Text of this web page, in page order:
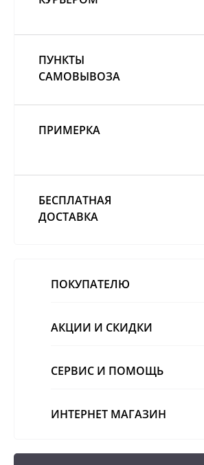
ПУНКТЫ
САМОВЫВОЗА
ПРИМЕРКА
БЕСПЛАТНАЯ
ДОСТАВКА
ПОКУПАТЕЛЮ
АКЦИИ И СКИДКИ
СЕРВИС И ПОМОЩЬ
ИНТЕРНЕТ МАГАЗИН